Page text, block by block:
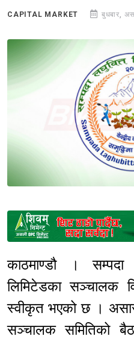
CAPITAL MARKET बुधबार,
काठमाण्डौ । सम्पदा
लिमिटेडका सञ्चालक
स्वीकृत भएको छ ।
सञ्चालक समितिको